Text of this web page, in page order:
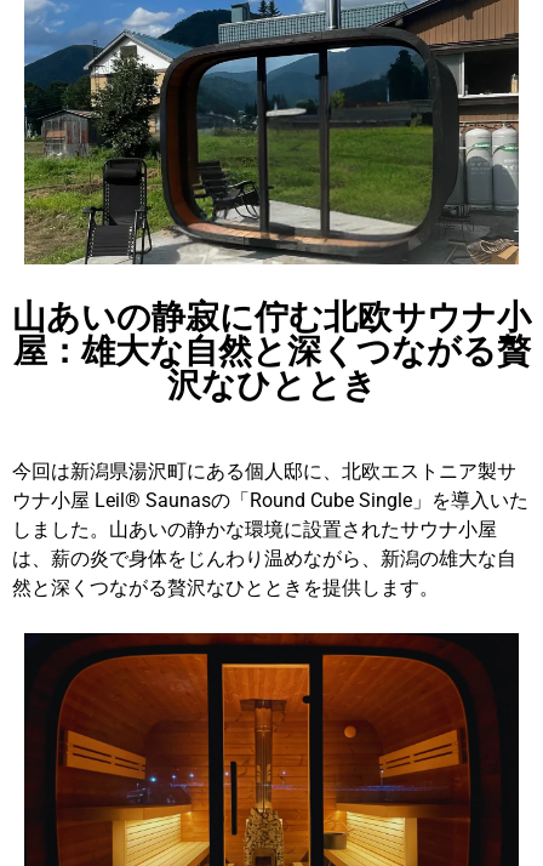
山あいの静寂に佇む北欧サウナ小
屋：雄大な自然と深くつながる贅
沢なひととき
今回は新潟県湯沢町にある個人邸に、北欧エストニア製サ
ウナ小屋 Leil®️ Saunasの「Round Cube Single」を導入いた
しました。山あいの静かな環境に設置されたサウナ小屋
は、薪の炎で身体をじんわり温めながら、新潟の雄大な自
然と深くつながる贅沢なひとときを提供します。